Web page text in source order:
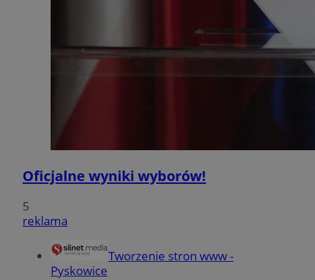
Oficjalne wyniki wyborów!
5
reklama
Tworzenie stron www -
Pyskowice